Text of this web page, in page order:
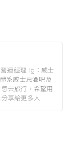
運經理 Ig：威士
系威士忌酒吧及
去旅行，希望用
享給更多人